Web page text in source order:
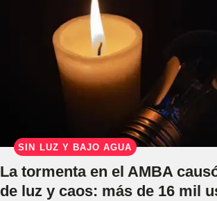
SIN LUZ Y BAJO AGUA
La tormenta en el AMBA
de luz y caos: más de 16 mil